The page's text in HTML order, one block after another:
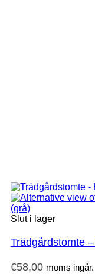
Slut i lager
Trädgårdstomte
€58,00 moms ingår.